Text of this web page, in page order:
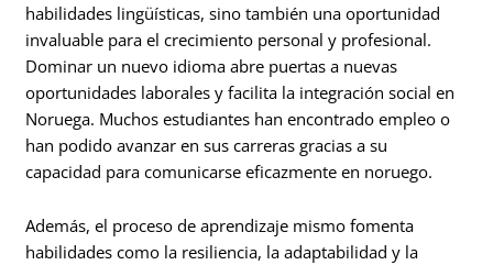
habilidades lingüísticas, sino también una oportunidad
invaluable para el crecimiento personal y profesional.
Dominar un nuevo idioma abre puertas a nuevas
oportunidades laborales y facilita la integración social en
Noruega. Muchos estudiantes han encontrado empleo o
han podido avanzar en sus carreras gracias a su
capacidad para comunicarse eficazmente en noruego.
Además, el proceso de aprendizaje mismo fomenta
habilidades como la resiliencia, la adaptabilidad y la